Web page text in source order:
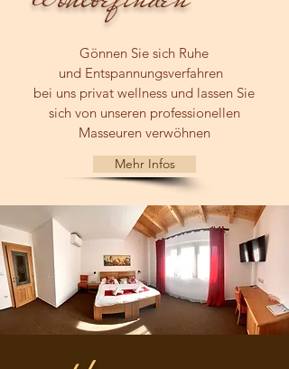
Gönnen Sie sich Ruhe
und Entspannungsverfahren
bei uns privat wellness und lassen Sie
sich von unseren professionellen
Masseuren verwöhnen
Mehr Infos